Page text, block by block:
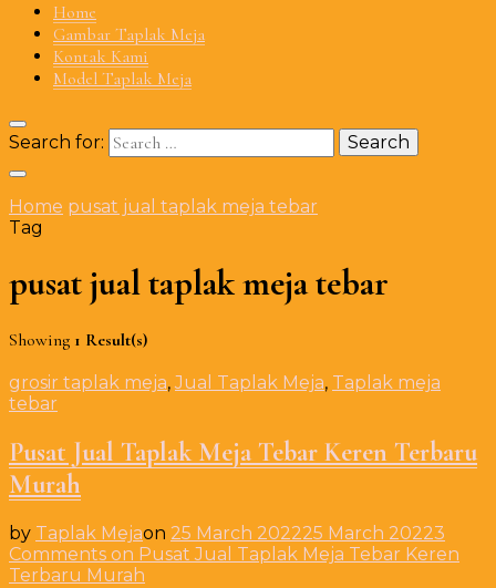
Home
Gambar Taplak Meja
Kontak Kami
Model Taplak Meja
Search for:
Home pusat jual taplak meja tebar
Tag
pusat jual taplak meja tebar
Showing 1 Result(s)
grosir taplak meja,Jual Taplak Meja, Taplak meja
tebar
Pusat Jual Taplak Meja Tebar Keren Terbaru
Murah
by Taplak Mejaon 25 March 202225 March 20223
Comments on Pusat Jual Taplak Meja Tebar Keren
Terbaru Murah